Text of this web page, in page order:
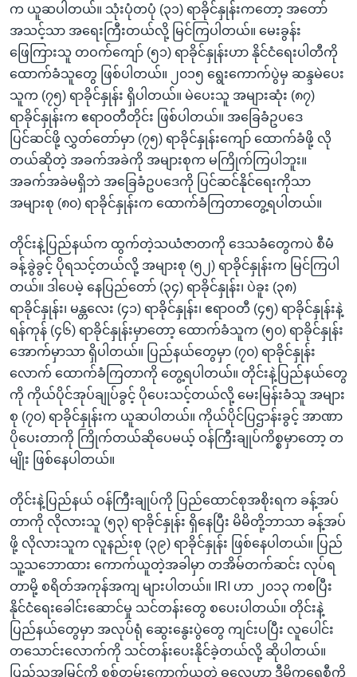
က ယူဆပါတယ်။ သုံးပုံတပုံ (၃၁) ရာခိုင်နှုန်းကတော့ အတော်
အသင့်သာ အရေးကြီးတယ်လို့ မြင်ကြပါတယ်။ မေးခွန်း
ဖြေကြားသူ တဝက်ကျော် (၅၁) ရာခိုင်နှုန်းဟာ နိုင်ငံရေးပါတီကို
ထောက်ခံသူတွေ ဖြစ်ပါတယ်။ ၂၀၁၅ ရွေးကောက်ပွဲမှ ဆန္ဒမဲပေး
သူက (၇၅) ရာခိုင်နှုန်း ရှိပါတယ်။ မဲပေးသူ အများဆုံး (၈၇)
ရာခိုင်နှုန်းက ဧရာဝတီတိုင်း ဖြစ်ပါတယ်။ အခြေခံဥပဒေ
ပြင်ဆင်ဖို့ လွှတ်တော်မှာ (၇၅) ရာခိုင်နှုန်းကျော် ထောက်ခံဖို့ လို
တယ်ဆိုတဲ့ အခက်အခဲကို အများစုက မကြိုက်ကြပါဘူး။
အခက်အခဲမရှိဘဲ အခြေခံဥပဒေကို ပြင်ဆင်နိုင်ရေးကိုသာ
အများစု (၈၀) ရာခိုင်နှုန်းက ထောက်ခံကြတာတွေ့ရပါတယ်။
တိုင်းနဲ့ပြည်နယ်က ထွက်တဲ့သယံဇာတကို ဒေသခံတွေကပဲ စီမံ
ခန့်ခွဲခွင့် ပိုရသင့်တယ်လို့ အများစု (၅၂) ရာခိုင်နှုန်းက မြင်ကြပါ
တယ်။ ဒါပေမဲ့ နေပြည်တော် (၃၄) ရာခိုင်နှုန်း၊ ပဲခူး (၃၈)
ရာခိုင်နှုန်း၊ မန္တလေး (၄၁) ရာခိုင်နှုန်း၊ ဧရာဝတီ (၄၅) ရာခိုင်နှုန်းနဲ့
ရန်ကုန် (၄၆) ရာခိုင်နှုန်းမှာတော့ ထောက်ခံသူက (၅၀) ရာခိုင်နှုန်း
အောက်မှာသာ ရှိပါတယ်။ ပြည်နယ်တွေမှာ (၇၀) ရာခိုင်နှုန်း
လောက် ထောက်ခံကြတာကို တွေ့ရပါတယ်။ တိုင်းနဲ့ပြည်နယ်တွေ
ကို ကိုယ်ပိုင်အုပ်ချုပ်ခွင့် ပိုပေးသင့်တယ်လို့ မေးမြန်းခံသူ အများ
စု (၇၀) ရာခိုင်နှုန်းက ယူဆပါတယ်။ ကိုယ်ပိုင်ပြဌာန်းခွင့် အာဏာ
ပိုပေးတာကို ကြိုက်တယ်ဆိုပေမယ့် ဝန်ကြီးချုပ်ကိစ္စမှာတော့ တ
မျိုး ဖြစ်နေပါတယ်။
တိုင်းနဲ့ပြည်နယ် ဝန်ကြီးချုပ်ကို ပြည်ထောင်စုအစိုးရက ခန့်အပ်
တာကို လိုလားသူ (၅၃) ရာခိုင်နှုန်း ရှိနေပြီး မိမိတို့ဘာသာ ခန့်အပ်
ဖို့ လိုလားသူက လူနည်းစု (၃၉) ရာခိုင်နှုန်း ဖြစ်နေပါတယ်။ ပြည်
သူ့သဘောထား ကောက်ယူတဲ့အခါမှာ တအိမ်တက်ဆင်း လုပ်ရ
တာမို့ စရိတ်အကုန်အကျ များပါတယ်။ IRI ဟာ ၂၀၁၃ ကစပြီး
နိုင်ငံရေးခေါင်းဆောင်မှု သင်တန်းတွေ စပေးပါတယ်။ တိုင်းနဲ့
ပြည်နယ်တွေမှာ အလုပ်ရုံ ဆွေးနွေးပွဲတွေ ကျင်းပပြီး လူပေါင်း
တသောင်းလောက်ကို သင်တန်းပေးနိုင်ခဲ့တယ်လို့ ဆိုပါတယ်။
ပြည်သူ့အမြင်ကို စစ်တမ်းကောက်ယူတဲ့ ဓလေ့ဟာ ဒီမိုကရေစီကို